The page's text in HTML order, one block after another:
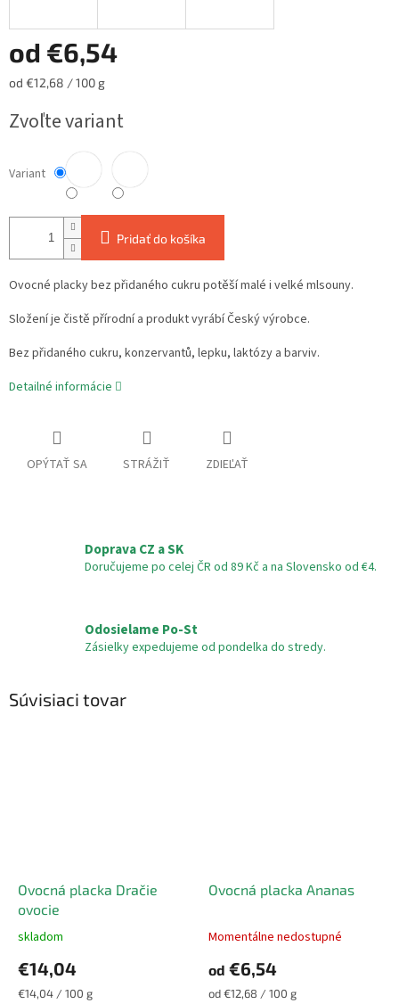
od €6,54
Jednotková
od €12,68 / 100 g
Zvoľte variant
Variant
Pridať do košíka
Ovocné placky bez přidaného cukru potěší malé i velké mlsouny.
Složení je čistě přírodní a produkt vyrábí Český výrobce.
Bez přidaného cukru, konzervantů, lepku, laktózy a barviv.
Detailné informácie
OPÝTAŤ SA STRÁŽIŤ ZDIEĽAŤ
Doprava CZ a SK
Doručujeme po celej ČR od 89 Kč a na Slovensko od €4.
Odosielame Po-St
Zásielky expedujeme od pondelka do stredy.
Súvisiaci tovar
Ovocná placka Dračie
ovocie
Priemerné
produktu
je
skladom
€14,04
Jednotková
€14,04 / 100 g
Ovocná placka Ananas
Priemerné
produktu
je
Momentálne nedostupné
od €6,54
Jednotková
od €12,68 / 100 g